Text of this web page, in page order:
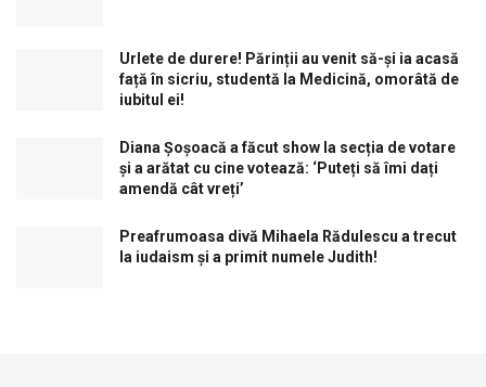
Urlete de durere! Părinții au venit să-și ia acasă
față în sicriu, studentă la Medicină, omorâtă de
iubitul ei!
Diana Șoșoacă a făcut show la secția de votare
și a arătat cu cine votează: ‘Puteți să îmi dați
amendă cât vreți’
Preafrumoasa divă Mihaela Rădulescu a trecut
la iudaism și a primit numele Judith!